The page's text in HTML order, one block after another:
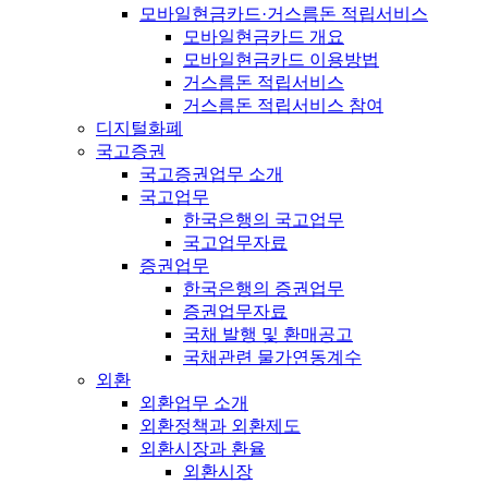
모바일현금카드·거스름돈 적립서비스
모바일현금카드 개요
모바일현금카드 이용방법
거스름돈 적립서비스
거스름돈 적립서비스 참여
디지털화폐
국고증권
국고증권업무 소개
국고업무
한국은행의 국고업무
국고업무자료
증권업무
한국은행의 증권업무
증권업무자료
국채 발행 및 환매공고
국채관련 물가연동계수
외환
외환업무 소개
외환정책과 외환제도
외환시장과 환율
외환시장